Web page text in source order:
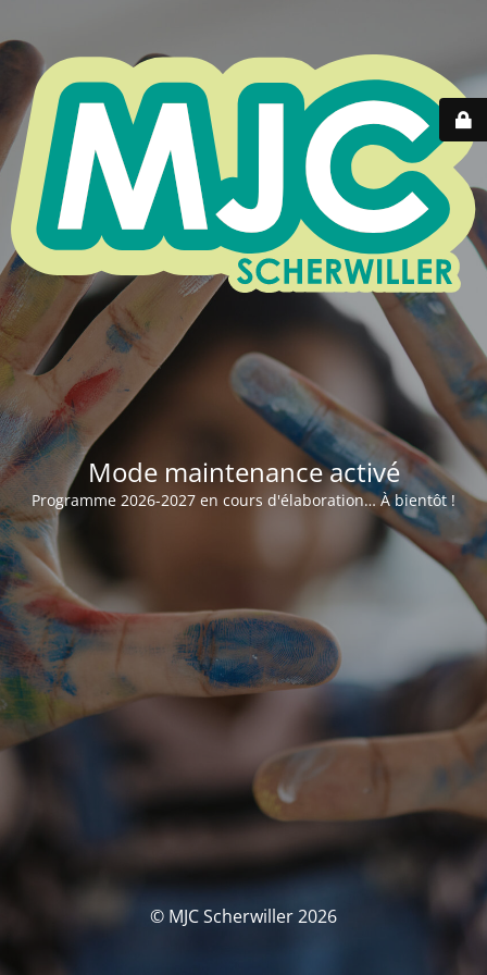
Mode maintenance activé
Programme 2026-2027 en cours d'élaboration… À bientôt !
© MJC Scherwiller 2026